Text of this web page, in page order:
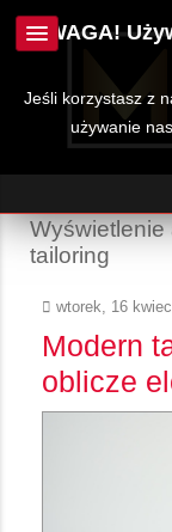
Wyświetlenie
tailoring
wtorek, 16
Modern
oblicze
UWAGA!
Jeśli korzystasz z
używanie